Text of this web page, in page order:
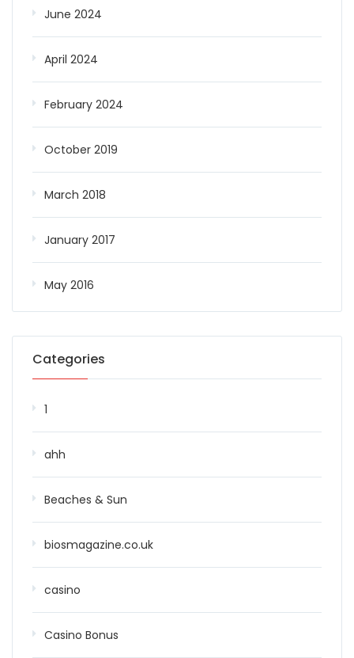
June 2024
April 2024
February 2024
October 2019
March 2018
January 2017
May 2016
Categories
1
ahh
Beaches & Sun
biosmagazine.co.uk
casino
Casino Bonus